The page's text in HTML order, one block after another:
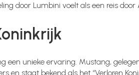
door Lumbini voelt als een reis door
een unieke ervaring. Mustang,
en staat bekend als het “Verloren